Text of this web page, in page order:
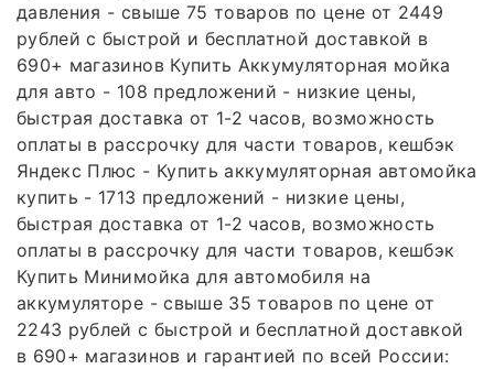
давления - свыше 75 товаров по цене от 2449
рублей с быстрой и бесплатной доставкой в
690+ магазинов Купить Аккумуляторная мойка
для авто - 108 предложений - низкие цены,
быстрая доставка от 1-2 часов, возможность
оплаты в рассрочку для части товаров, кешбэк
Яндекс Плюс - Купить аккумуляторная автомойка
купить - 1713 предложений - низкие цены,
быстрая доставка от 1-2 часов, возможность
оплаты в рассрочку для части товаров, кешбэк
Купить Минимойка для автомобиля на
аккумуляторе - свыше 35 товаров по цене от
2243 рублей с быстрой и бесплатной доставкой
в 690+ магазинов и гарантией по всей России: